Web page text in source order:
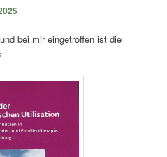
bei mir eingetroffen ist die